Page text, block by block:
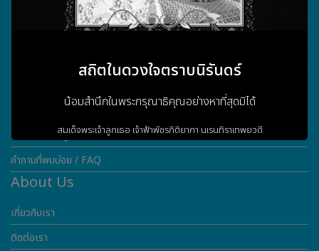
Video Conference
Smart Classroom
Online learning
Customer Service
การรับประกันสินค้า
ดาวน์โหลดข้อมูล
คำถามที่พบบ่อย / FAQ
About Us
เกี่ยวกับเรา
ติดต่อเรา
สถิตในดวงใจตราบนิรันดร์
น้อมสำนึกในพระกรุณาธิคุณอย่างหาที่สุดมิได้
สมเด็จพระเจ้าลูกเธอ เจ้าฟ้าพัชรกิติยาภา นเรนทิราเทพยวดี
กรมหลวงราชสาริณีสิริพัชรมหาวัชรราชธิดา